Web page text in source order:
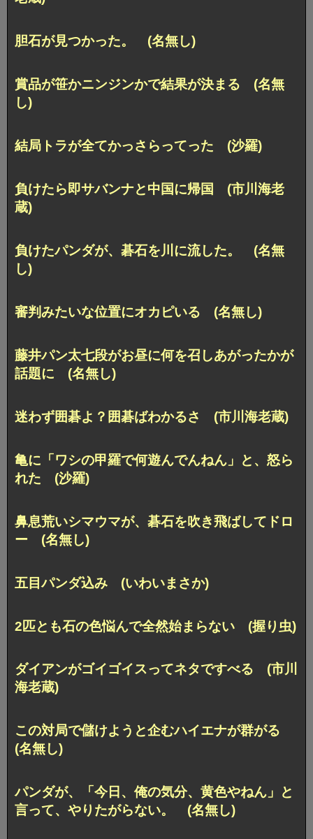
胆石が見つかった。 (名無し)
賞品が笹かニンジンかで結果が決まる (名無
し)
結局トラが全てかっさらってった (沙羅)
負けたら即サバンナと中国に帰国 (市川海老
蔵)
負けたパンダが、碁石を川に流した。 (名無
し)
審判みたいな位置にオカピいる (名無し)
藤井パン太七段がお昼に何を召しあがったかが
話題に (名無し)
迷わず囲碁よ？囲碁ばわかるさ (市川海老蔵)
亀に「ワシの甲羅で何遊んでんねん」と、怒ら
れた (沙羅)
鼻息荒いシマウマが、碁石を吹き飛ばしてドロ
ー (名無し)
五目パンダ込み (いわいまさか)
2匹とも石の色悩んで全然始まらない (握り虫)
ダイアンがゴイゴイスってネタですべる (市川
海老蔵)
この対局で儲けようと企むハイエナが群がる
(名無し)
パンダが、「今日、俺の気分、黄色やねん」と
言って、やりたがらない。 (名無し)